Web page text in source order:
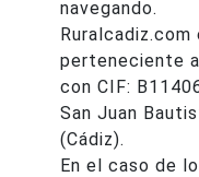
navegando.
perteneciente
con CIF:
San Juan
(Cádiz).
En el caso de